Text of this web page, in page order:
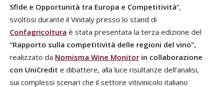
Sfide e Opportunità tra Europa e Competitività”,
svoltosi durante il Vinitaly presso lo stand di
Confagricoltura è stata presentata la terza edizione del
“Rapporto sulla competitività delle regioni del vino”,
realizzato da Nomisma Wine Monitor in collaborazione
con UniCredit e dibattere, alla luce risultanze dell’analisi,
sui complessi scenari che il settore vitivinicolo italiano